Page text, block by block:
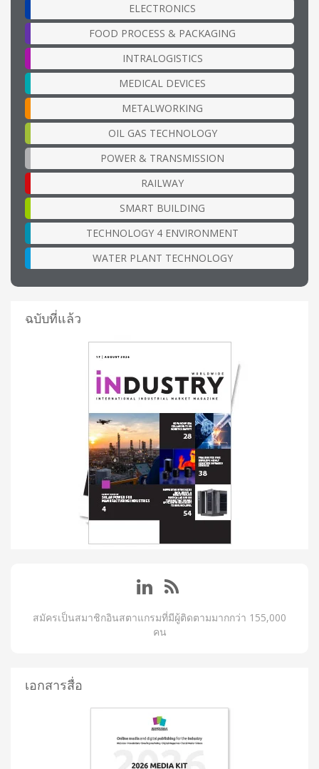
ELECTRONICS
FOOD PROCESS & PACKAGING
INTRALOGISTICS
MEDICAL DEVICES
METALWORKING
OIL GAS TECHNOLOGY
POWER & TRANSMISSION
RAILWAY
SMART BUILDING
TECHNOLOGY 4 ENVIRONMENT
WATER PLANT TECHNOLOGY
ฉบับที่แล้ว
สมัครเป็นสมาชิกอินสตาแกรมที่มีผู้ติดตามมากกว่า 155,000
คน
เอกสารสื่อ